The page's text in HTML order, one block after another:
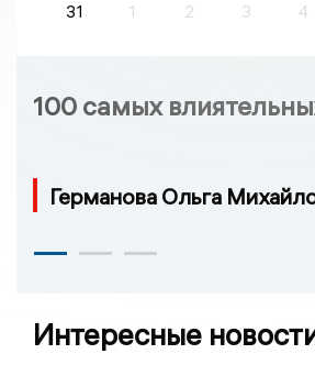
31
1 2 3 4
100 самых
Германова Ольга
Интересные